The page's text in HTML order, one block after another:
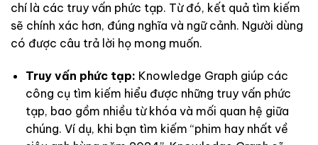
chí là các truy vấn phức tạp. Từ đó, kết quả tìm kiếm
sẽ chính xác hơn, đúng nghĩa và ngữ cảnh. Người dùng
có được câu trả lời họ mong muốn.
Truy vấn phức tạp: Knowledge Graph giúp các
công cụ tìm kiếm hiểu được những truy vấn phức
tạp, bao gồm nhiều từ khóa và mối quan hệ giữa
chúng. Ví dụ, khi bạn tìm kiếm “phim hay nhất về